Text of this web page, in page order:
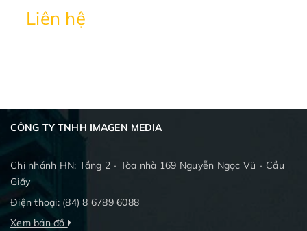
Liên hệ
CÔNG TY TNHH IMAGEN MEDIA
Chi nhánh HN: Tầng 2 - Tòa nhà 169 Nguyễn Ngọc Vũ - Cầu
Giấy
Điện thoại: (84) 8 6789 6088
Xem bản đồ